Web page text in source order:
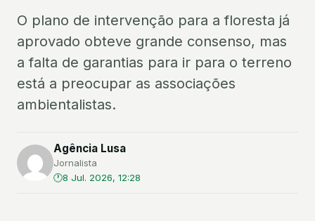
O plano de intervenção para a floresta já
aprovado obteve grande consenso, mas
a falta de garantias para ir para o terreno
está a preocupar as associações
ambientalistas.
Agência Lusa
Jornalista
8 Jul. 2026, 12:28